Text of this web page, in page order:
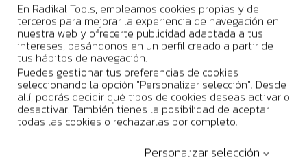
herramientas y la velocidad variable, es ideal para diferentes
proyectos de bricolaje o construcción.
Características técnicas
Voltaje:
18 V
Velocidad sin carga:
0 - 2.500 rpm
En Radikal Tools, empleamos cookies propias y de
terceros para mejorar la experiencia de navegación en
nuestra web y ofrecerte publicidad adaptada a tus
intereses, basándonos en un perfil creado a partir de
tus hábitos de navegación.
Puedes gestionar tus preferencias de cookies
seleccionando la opción "Personalizar selección". Desde
allí, podrás decidir qué tipos de cookies deseas activar o
desactivar. También tienes la posibilidad de aceptar
todas las cookies o rechazarlas por completo.
Personalizar selección